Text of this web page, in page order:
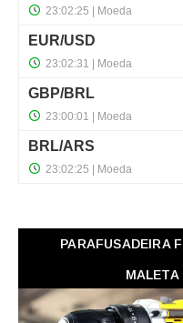
PARAFUSADEIRA